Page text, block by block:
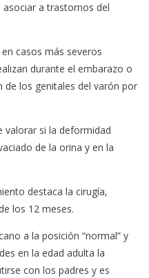
a trastornos del
casos más severos
durante el embarazo o
los genitales del varón por
valorar si la deformidad
de la orina y en la
destaca la cirugía,
los 12 meses.
a la posición “normal” y
en la edad adulta la
con los padres y es